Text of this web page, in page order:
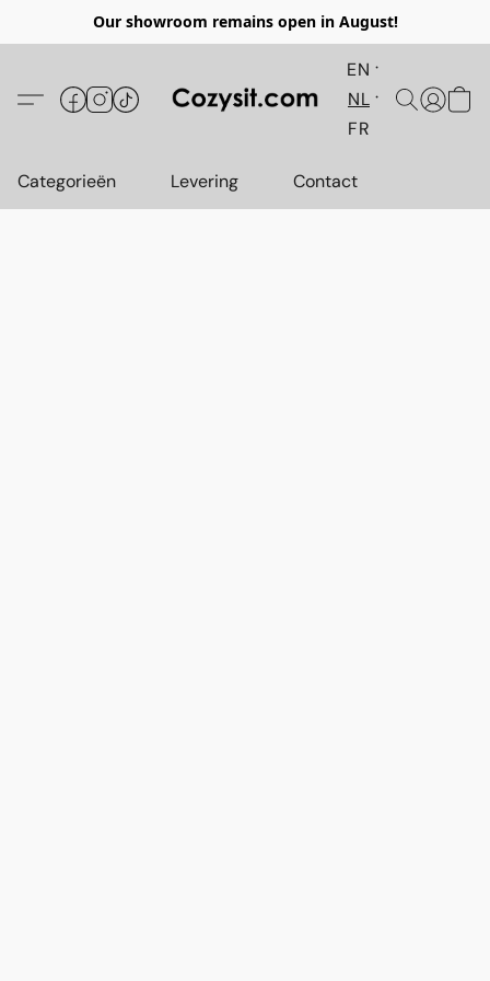
Our showroom remains open in August!
EN
NL
FR
Categorieën Levering Contact